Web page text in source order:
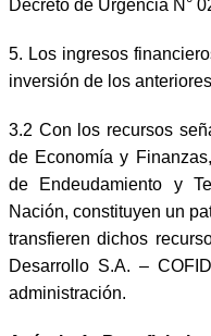
Decreto de Urgencia N°
5. Los ingresos
inversión de los
3.2 Con los recursos
de Economía y
de Endeudamiento y
Nación, constituyen un
transfieren dichos
Desarrollo S.A. –
administración.